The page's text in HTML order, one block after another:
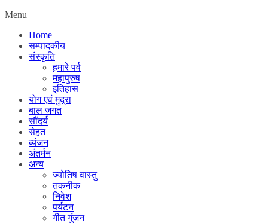
Menu
Home
सम्पादकीय
संस्कृति
हमारे पर्व
महापुरुष
इतिहास
योग एवं मुद्रा
बाल जगत
सौंदर्य
सेहत
व्यंजन
अंतर्मन
अन्य
ज्योतिष वास्तु
तकनीक
निवेश
पर्यटन
गीत गुंजन